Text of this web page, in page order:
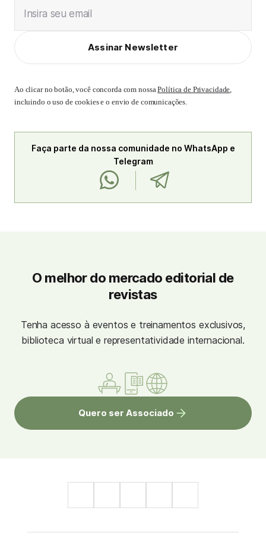
Insira seu email
Assinar Newsletter
Ao clicar no botão, você concorda com nossaPolítica de Privacidade,
incluindo o uso de cookies e o envio de comunicações.
Faça parte da nossa comunidade no WhatsApp e
Telegram
O melhor do mercado editorial de
revistas
Tenha acesso à eventos e treinamentos exclusivos,
biblioteca virtual e representatividade internacional.
Quero ser Associado